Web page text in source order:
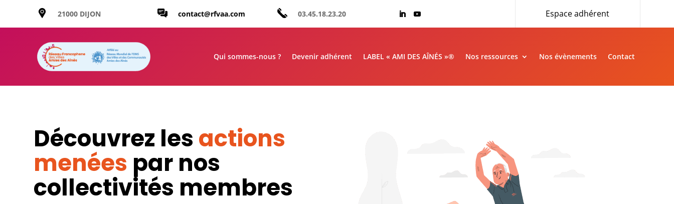
21000 DIJON contact@rfvaa.com 03.45.18.23.20 Espace adhérent
Qui sommes-nous ? Devenir adhérent LABEL « AMI DES AÎNÉS »® Nos ressources Nos évènements Contact
Découvrez les actions
menées par nos
collectivités membres